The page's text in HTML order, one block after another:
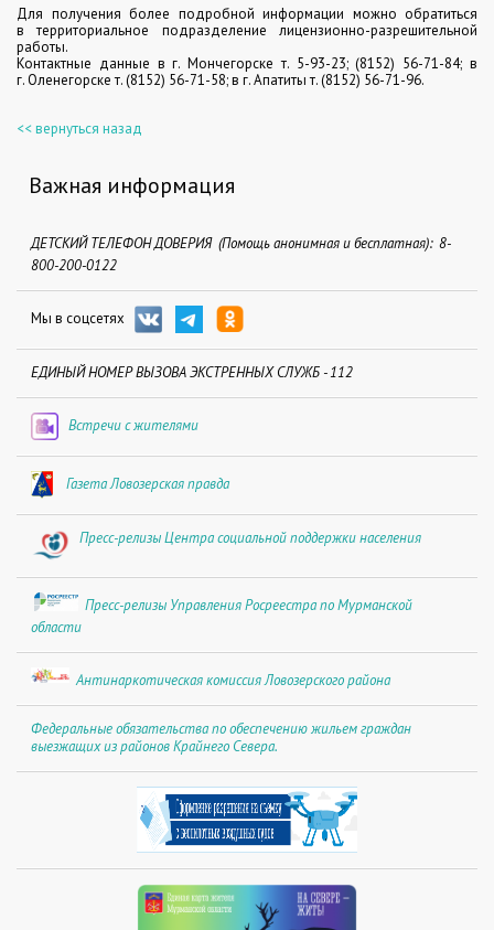
Для получения более подробной информации можно обратиться
втерриториальное подразделение
лицензионно-разрешительной
работы.
Контактные данные в г. Мончегорске т. 5-93-23; (8152) 56-71-84; в
г.Оленегорске т. (8152) 56-71-58; в г. Апатиты т. (8152) 56-71-96.
<< вернуться назад
Важная информация
ДЕТСКИЙ ТЕЛЕФОН ДОВЕРИЯ (Помощь анонимная и бесплатная): 8-
800-200-0122
Мы в соцсетях
ЕДИНЫЙ НОМЕР ВЫЗОВА ЭКСТРЕННЫХ СЛУЖБ - 112
Встречи с жителями
Газета Ловозерская правда
Пресс-релизы Центра социальной поддержки населения
Пресс-релизы Управления Росреестра по Мурманской
области
Антинаркотическая комиссия Ловозерского района
Федеральные обязательства по обеспечению жильем граждан
выезжащих из районов Крайнего Севера.